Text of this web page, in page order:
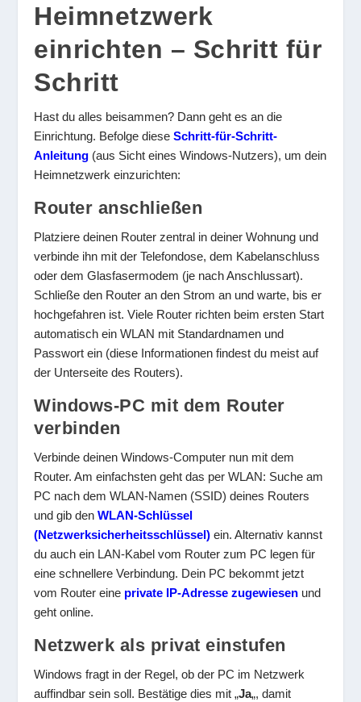
Heimnetzwerk
einrichten – Schritt für
Schritt
Hast du alles beisammen? Dann geht es an die
Einrichtung. Befolge dieseSchritt-für-Schritt-
Anleitung (aus Sicht eines Windows-Nutzers), um dein
Heimnetzwerk einzurichten:
Router anschließen
Platziere deinen Router zentral in deiner Wohnung und
verbinde ihn mit der Telefondose, dem Kabelanschluss
oder dem Glasfasermodem (je nach Anschlussart).
Schließe den Router an den Strom an und warte, bis er
hochgefahren ist. Viele Router richten beim ersten Start
automatisch ein WLAN mit Standardnamen und
Passwort ein (diese Informationen findest du meist auf
der Unterseite des Routers).
Windows-PC mit dem Router
verbinden
Verbinde deinen Windows-Computer nun mit dem
Router. Am einfachsten geht das per WLAN: Suche am
PC nach dem WLAN-Namen (SSID) deines Routers
und gib denWLAN-Schlüssel
(Netzwerksicherheitsschlüssel) ein. Alternativ kannst
du auch ein LAN-Kabel vom Router zum PC legen für
eine schnellere Verbindung. Dein PC bekommt jetzt
vom Router eine private IP-Adresse zugewiesen und
geht online.
Netzwerk als privat einstufen
Windows fragt in der Regel, ob der PC im Netzwerk
auffindbar sein soll. Bestätige dies mit „Ja„, damit